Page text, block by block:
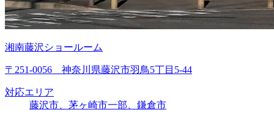
湘南藤沢ショールーム
〒251-0056 神奈川県藤沢市羽鳥5丁目5-44
対応エリア
藤沢市、茅ヶ崎市一部、鎌倉市